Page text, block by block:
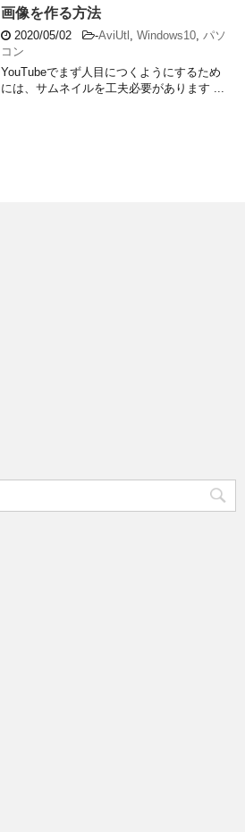
画像を作る方法
2020/05/02 -AviUtl Windows10 パソ
コン
YouTubeでまず人目につくようにするため
には、サムネイルを工夫必要があります ...